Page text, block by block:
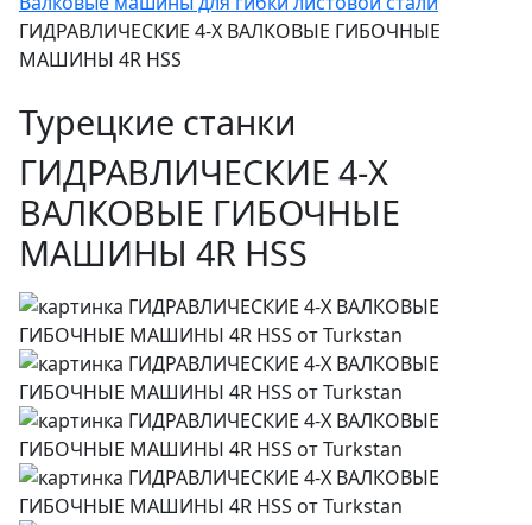
ГИДРАВЛИЧЕСКИЕ 4-Х ВАЛКОВЫЕ ГИБОЧНЫЕ
МАШИНЫ 4R HSS
Турецкие станки
ГИДРАВЛИЧЕСКИЕ 4-Х
ВАЛКОВЫЕ ГИБОЧНЫЕ
МАШИНЫ 4R HSS